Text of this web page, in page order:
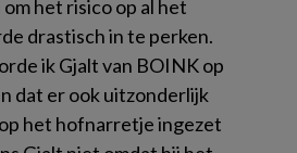
het risico op al het
drastisch in te perken.
ik Gjalt van BOINK op
dat er ook uitzonderlijk
het hofnarretje ingezet